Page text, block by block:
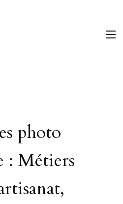
photo
: Métiers